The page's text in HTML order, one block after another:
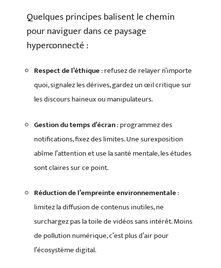
Quelques principes balisent le chemin
pour naviguer dans ce paysage
hyperconnecté :
Respect de l’éthique: refusez de relayer n’importe
quoi, signalez les dérives, gardez un œil critique sur
les discours haineux ou manipulateurs.
Gestion du temps d’écran: programmez des
notifications, fixez des limites. Une surexposition
abîme l’attention et use la santé mentale, les études
sont claires sur ce point.
Réduction de l’empreinte environnementale:
limitez la diffusion de contenus inutiles, ne
surchargez pas la toile de vidéos sans intérêt. Moins
de pollution numérique, c’est plus d’air pour
l’écosystème digital.